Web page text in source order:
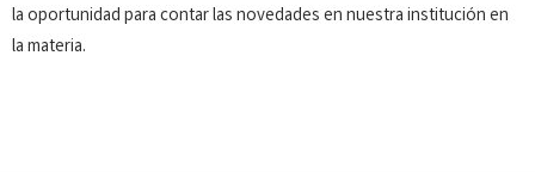
la oportunidad para contar las novedades en nuestra institución en
la materia.